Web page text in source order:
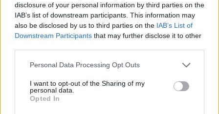
disclosure of your personal information by third parties on the
IAB’s list of downstream participants. This information may
also be disclosed by us to third parties on the IAB’s List of
Downstream Participants that may further disclose it to other
Personal Data Processing Opt Outs
I want to opt-out of the Sharing of my
personal data.
Opted In
Murto